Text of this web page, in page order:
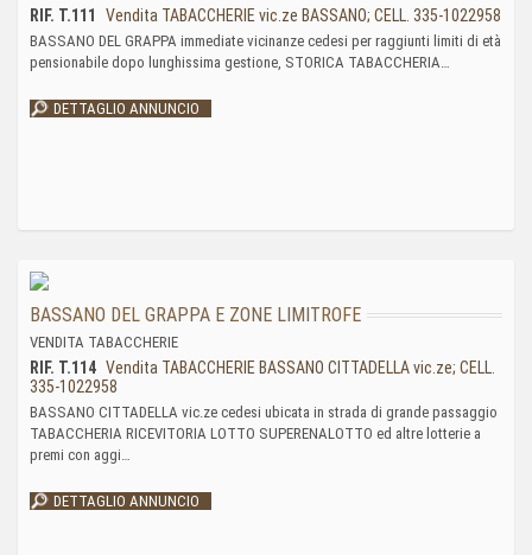
RIF. T.111 Vendita TABACCHERIE vic.ze BASSANO; CELL. 335-1022958
BASSANO DEL GRAPPA immediate vicinanze cedesi per raggiunti limiti di età
pensionabile dopo lunghissima gestione, STORICA TABACCHERIA…
DETTAGLIO ANNUNCIO
BASSANO DEL GRAPPA E ZONE LIMITROFE
VENDITA TABACCHERIE
RIF. T.114 Vendita TABACCHERIE BASSANO CITTADELLA vic.ze; CELL.
335-1022958
BASSANO CITTADELLA vic.ze cedesi ubicata in strada di grande passaggio
TABACCHERIA RICEVITORIA LOTTO SUPERENALOTTO ed altre lotterie a
premi con aggi…
DETTAGLIO ANNUNCIO